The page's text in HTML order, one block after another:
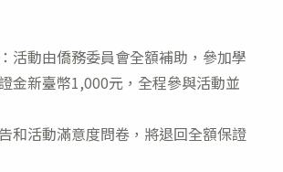
活動由僑務委員會全額補助，參加學
金新臺幣1,000元，全程參與活動並
和活動滿意度問卷，將退回全額保證